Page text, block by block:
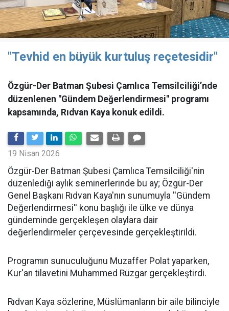
"Tevhid en büyük kurtuluş reçetesidir"
Özgür-Der Batman Şubesi Çamlıca Temsilciliği’nde
düzenlenen "Gündem Değerlendirmesi" programı
kapsamında, Rıdvan Kaya konuk edildi.
19 Nisan 2026
​Özgür-Der Batman Şubesi Çamlıca Temsilciliği'nin
düzenlediği aylık seminerlerinde bu ay; Özgür-Der
Genel Başkanı Rıdvan Kaya'nın sunumuyla ''Gündem
Değerlendirmesi'' konu başlığı ile ülke ve dünya
gündeminde gerçekleşen olaylara dair
değerlendirmeler çerçevesinde gerçekleştirildi.
Programın sunuculuğunu Muzaffer Polat yaparken,
Kur'an tilavetini Muhammed Rüzgar gerçekleştirdi.
Rıdvan Kaya sözlerine, Müslümanların bir aile bilinciyle